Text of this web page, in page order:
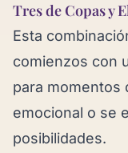
Tres de Copas y
Esta
comienzos con
para momentos
emocional o se
posibilidades.